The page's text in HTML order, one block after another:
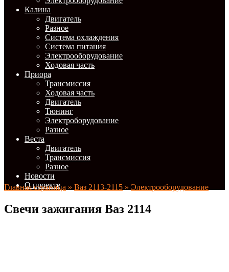
Калина
Двигатель
Разное
Система охлаждения
Система питания
Электрооборудование
Ходовая часть
Приора
Трансмиссия
Ходовая часть
Двигатель
Тюнинг
Электроборудование
Разное
Веста
Двигатель
Трансмиссия
Разное
Новости
О проекте
Главная страница » Ваз 2113-2115 » Электрооборудование
Свечи зажигания Ваз 2114